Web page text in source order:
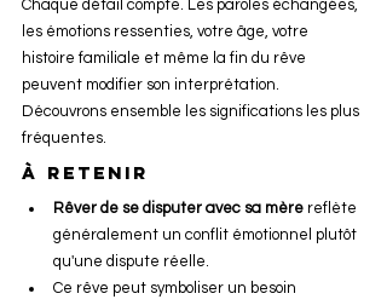
Chaque détail compte. Les paroles échangées,
les émotions ressenties, votre âge, votre
histoire familiale et même la fin du rêve
peuvent modifier son interprétation.
Découvrons ensemble les significations les plus
fréquentes.
À retenir
Rêver de se disputer avec sa mère reflète
généralement un conflit émotionnel plutôt
qu'une dispute réelle.
Ce rêve peut symboliser un besoin